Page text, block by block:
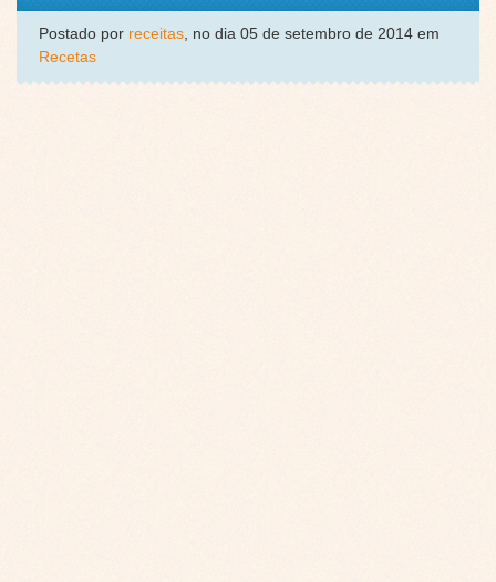
Postado por receitas, no dia 05 de setembro de 2014 em
Recetas